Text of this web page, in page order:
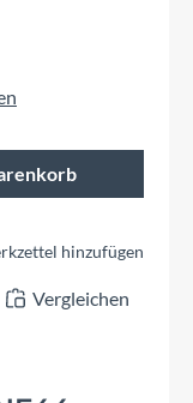
hinzufügen
Vergleichen